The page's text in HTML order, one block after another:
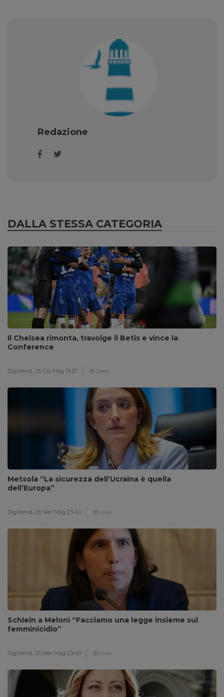
Redazione
DALLA STESSA CATEGORIA
Il Chelsea rimonta, travolge il Betis e vince la
Conference
Digitrend, 25 Gio Mag 01:57 2 min
Metsola “La sicurezza dell’Ucraina è quella
dell’Europa”
Digitrend, 25 Mer Mag 23:40 1 min
Schlein a Meloni “Facciamo una legge insieme sul
femminicidio”
Digitrend, 25 Mer Mag 23:40 1 min